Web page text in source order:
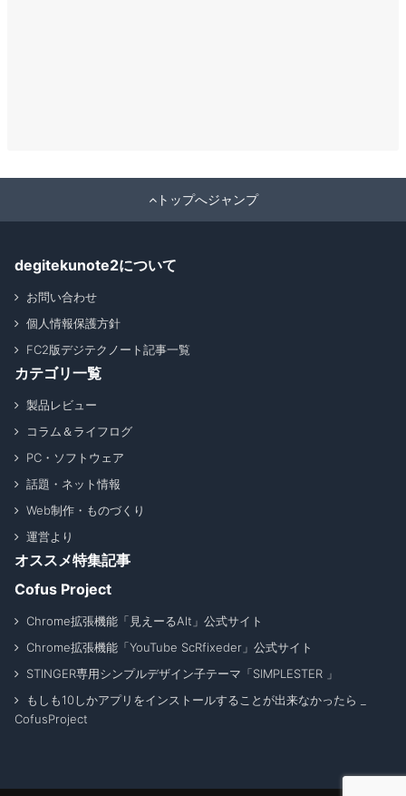
トップへジャンプ
degitekunote2について
お問い合わせ
個人情報保護方針
FC2版デジテクノート記事一覧
カテゴリ一覧
製品レビュー
コラム＆ライフログ
PC・ソフトウェア
話題・ネット情報
Web制作・ものづくり
運営より
オススメ特集記事
Cofus Project
Chrome拡張機能「見えーるAlt」公式サイト
Chrome拡張機能「YouTube ScRfixeder」公式サイト
STINGER専用シンプルデザイン子テーマ「SIMPLESTER 」
もしも10しかアプリをインストールすることが出来なかったら _
CofusProject